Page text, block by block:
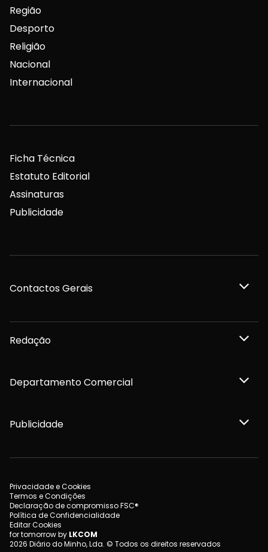
Região
Desporto
Religião
Nacional
Internacional
Ficha Técnica
Estatuto Editorial
Assinaturas
Publicidade
Contactos Gerais
Redação
Departamento Comercial
Publicidade
Privacidade e Cookies
Termos e Condições
Declaração de compromisso FSC®
Política de Confidencialidade
Editar Cookies
for tomorrow by LKCOM
2026 Diário do Minho, Lda. © Todos os direitos reservados